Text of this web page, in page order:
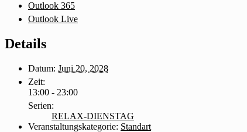
Outlook 365
Outlook Live
Details
Datum: Juni 20, 2028
Zeit:
13:00 - 23:00
Serien:
RELAX-DIENSTAG
Veranstaltungskategorie: Standart